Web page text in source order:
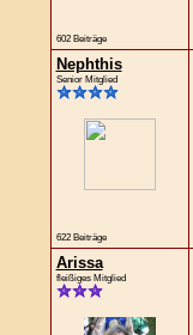
602 Beiträge
Nephthis
Senior Mitglied
622 Beiträge
Arissa
fleißiges Mitglied